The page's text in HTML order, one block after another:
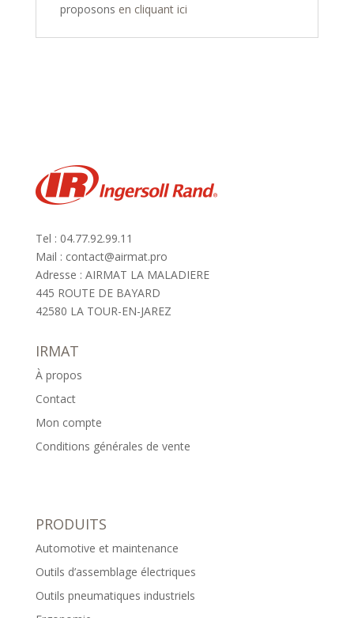
proposons en cliquant ici
Tel : 04.77.92.99.11
Mail : contact@airmat.pro
Adresse : AIRMAT LA MALADIERE
445 ROUTE DE BAYARD
42580 LA TOUR-EN-JAREZ
IRMAT
À propos
Contact
Mon compte
Conditions générales de vente
PRODUITS
Automotive et maintenance
Outils d’assemblage électriques
Outils pneumatiques industriels